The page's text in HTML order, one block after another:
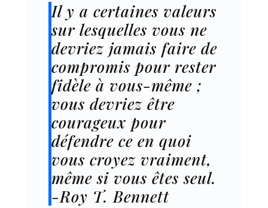
Il y a certaines valeurs
sur lesquelles vous ne
devriez jamais faire de
compromis pour rester
fidèle à vous-même ;
vous devriez être
courageux pour
défendre ce en quoi
vous croyez vraiment,
même si vous êtes seul.
-Roy T. Bennett